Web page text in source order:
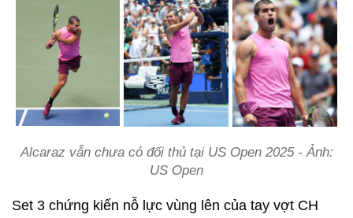
Alcaraz vẫn chưa có đối thủ tại US Open 2025 - Ảnh:
US Open
Set 3 chứng kiến nỗ lực vùng lên của tay vợt CH